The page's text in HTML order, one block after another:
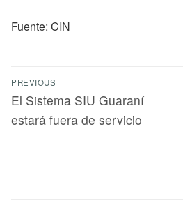
Fuente: CIN
PREVIOUS
El Sistema SIU Guaraní
estará fuera de servicio